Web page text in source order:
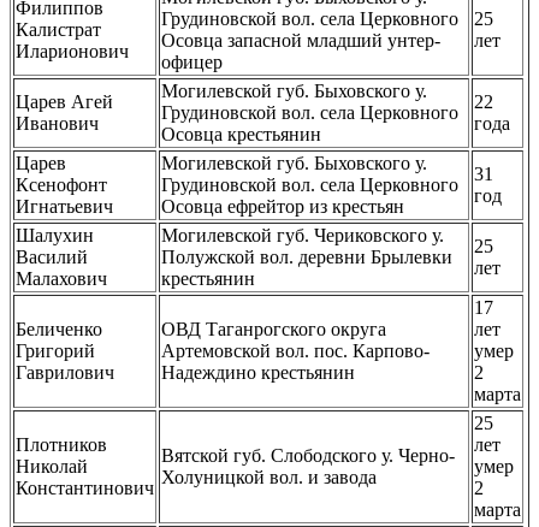
Филиппов
Калистрат
Иларионович
Грудиновской вол. села Церковного
Осовца запасной младший унтер-
офицер
25
лет
Царев Агей
Иванович
Могилевской губ. Быховского у.
Грудиновской вол. села Церковного
Осовца крестьянин
22
года
Царев
Ксенофонт
Игнатьевич
Могилевской губ. Быховского у.
Грудиновской вол. села Церковного
Осовца ефрейтор из крестьян
31
год
Шалухин
Василий
Малахович
Могилевской губ. Чериковского у.
Полужской вол. деревни Брылевки
крестьянин
25
лет
Беличенко
Григорий
Гаврилович
ОВД Таганрогского округа
Артемовской вол. пос. Карпово-
Надеждино крестьянин
17
лет
умер
2
марта
Плотников
Николай
Константинович
Вятской губ. Слободского у. Черно-
Холуницкой вол. и завода
25
лет
умер
2
марта